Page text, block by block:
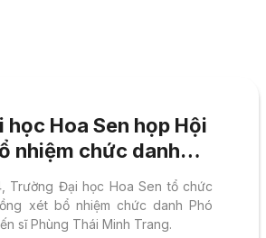
Hoa Sen họp Hội
nhiệm chức danh
năm 2024
Trường Đại học Hoa Sen tổ chức
xét bổ nhiệm chức danh Phó
sĩ Phùng Thái Minh Trang.